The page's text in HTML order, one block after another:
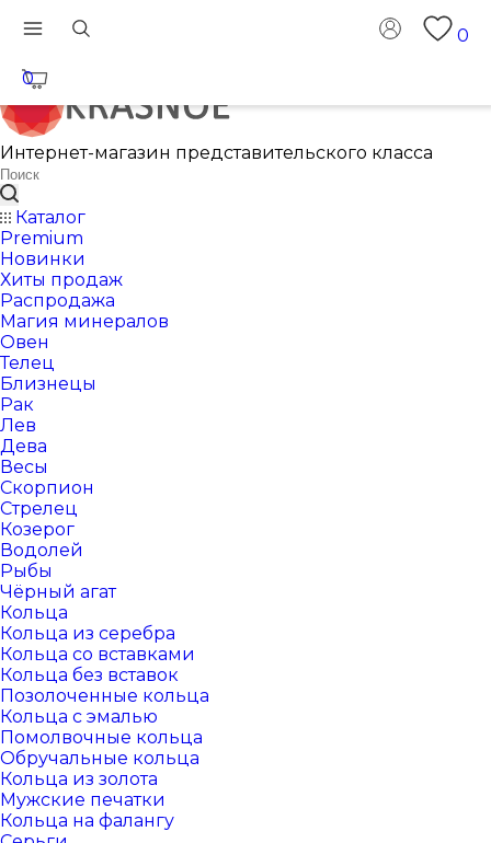
0
0
Интернет-магазин представительского класса
Каталог
Premium
Новинки
Хиты продаж
Распродажа
Магия минералов
Овен
Телец
Близнецы
Рак
Лев
Дева
Весы
Скорпион
Стрелец
Козерог
Водолей
Рыбы
Чёрный агат
Кольца
Кольца из серебра
Кольца со вставками
Кольца без вставок
Позолоченные кольца
Кольца с эмалью
Помолвочные кольца
Обручальные кольца
Кольца из золота
Мужские печатки
Кольца на фалангу